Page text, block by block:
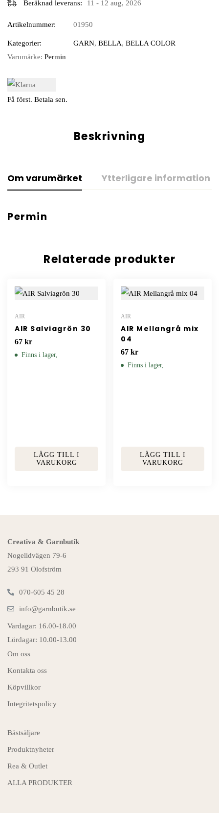
Beräknad leverans: 11 - 12 aug, 2026
Artikelnummer: 01950
Kategorier: GARN, BELLA, BELLA COLOR
Varumärke: Permin
Få först. Betala sen.
Beskrivning
Om varumärket Ytterligare information
Permin
Relaterade produkter
AIR
AIR Salviagrön 30
67 kr
Finns i lager,
LÄGG TILL I
VARUKORG
AIR
AIR Mellangrå mix
04
67 kr
Finns i lager,
LÄGG TILL I
VARUKORG
Creativa & Garnbutik
Nogelidvägen 79-6
293 91 Olofström
070-605 45 28
info@garnbutik.se
Vardagar: 16.00-18.00
Lördagar: 10.00-13.00
Om oss
Kontakta oss
Köpvillkor
Integritetspolicy
Bästsäljare
Produktnyheter
Rea & Outlet
ALLA PRODUKTER